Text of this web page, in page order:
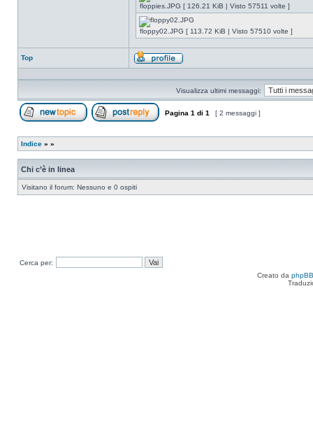
floppies.JPG [ 126.21 KiB | Visto 57511 volte ]
floppy02.JPG [ 113.72 KiB | Visto 57510 volte ]
Top
Profilo
Visualizza ultimi messaggi:
Pagina 1 di 1 [ 2 messaggi ]
Indice » »
Chi c’è in linea
Visitano il forum: Nessuno e 0 ospiti
Cerca per:
Creato da phpBB